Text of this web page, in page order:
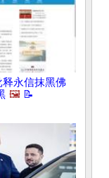
永信抹黑佛
🖼️ 📝